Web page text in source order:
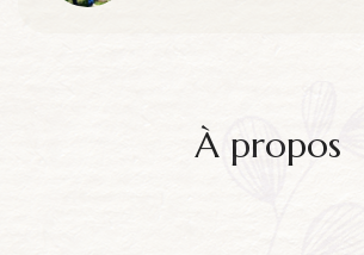
à propos